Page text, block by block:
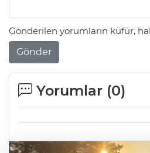
Gönderilen yorumların küfür,
Gönder
Yorumlar (0)